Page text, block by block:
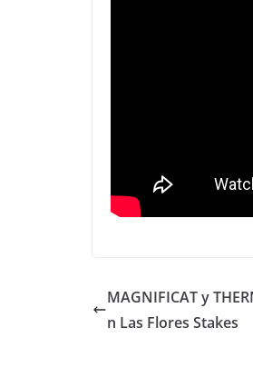
MAGNIFICAT y
n Las Flores Stakes